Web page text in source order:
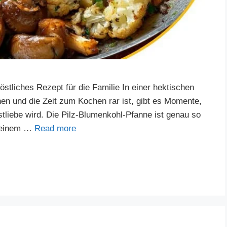
Rezept für die Familie In einer hektischen
und die Zeit zum Kochen rar ist, gibt es Momente,
wird. Die Pilz-Blumenkohl-Pfanne ist genau so
… Read more